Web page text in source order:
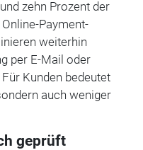
zehn Prozent der
Payment-
weiterhin
per E-Mail oder
Kunden bedeutet
auch weniger
geprüft